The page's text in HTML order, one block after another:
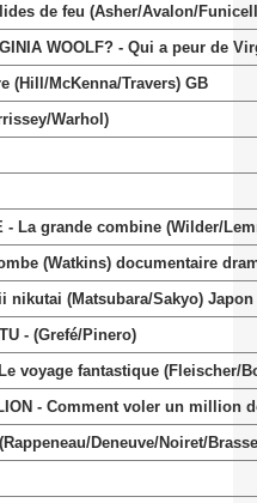
de feu (Asher/Avalon/
WOOLF? - Qui a peur de
(Hill/McKenna/Travers) GB
Warhol)
- La grande combine (Wilder/
(Watkins) documentaire
nikutai (Matsubara/Sakyo) Japon
- (Grefé/Pinero)
voyage fantastique (Fleischer/
- Comment voler un million
Deneuve/Noiret/